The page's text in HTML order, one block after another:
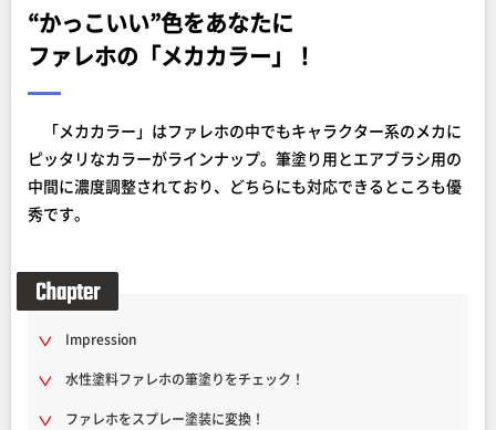
“かっこいい”色をあなたに
ファレホの「メカカラー」！
「メカカラー」はファレホの中でもキャラクター系のメカに
ピッタリなカラーがラインナップ。筆塗り用とエアブラシ用の
中間に濃度調整されており、どちらにも対応できるところも優
秀です。
Impression
水性塗料ファレホの筆塗りをチェック！
ファレホをスプレー塗装に変換！